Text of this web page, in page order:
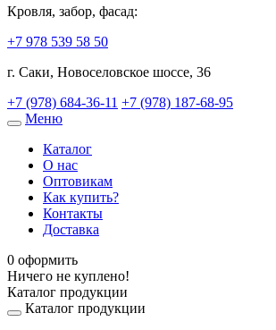
Кровля, забор, фасад:
+7 978 539 58 50
г. Саки, Новоселовское шоссе, 36
+7 (978) 684-36-11 +7 (978) 187-68-95
Toggle
navigation
Меню
Каталог
О нас
Оптовикам
Как купить?
Контакты
Доставка
0 оформить
Ничего не куплено!
Каталог продукции
Каталог продукции